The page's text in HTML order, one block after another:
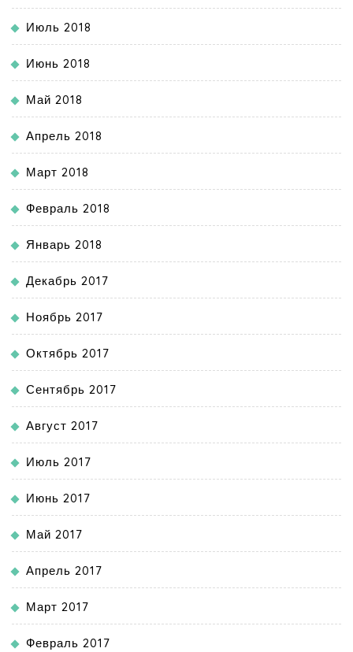
Июль 2018
Июнь 2018
Май 2018
Апрель 2018
Март 2018
Февраль 2018
Январь 2018
Декабрь 2017
Ноябрь 2017
Октябрь 2017
Сентябрь 2017
Август 2017
Июль 2017
Июнь 2017
Май 2017
Апрель 2017
Март 2017
Февраль 2017